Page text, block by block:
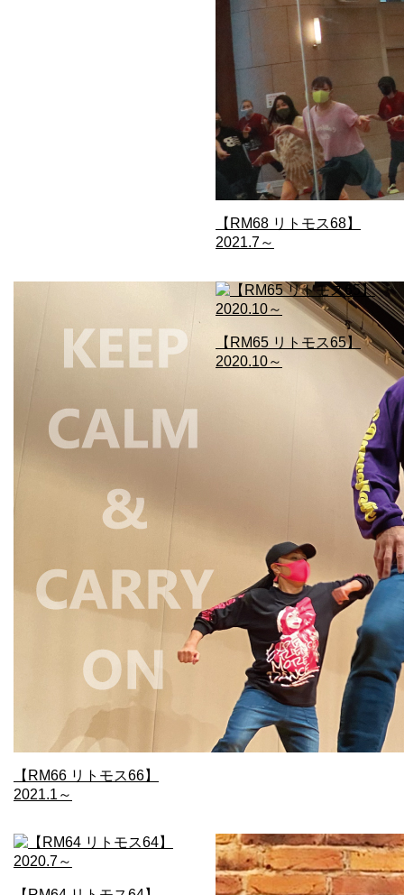
【RM68 リトモス68】
2021.7～
【RM66 リトモス66】
2021.1～
【RM65 リトモス65】
2020.10～